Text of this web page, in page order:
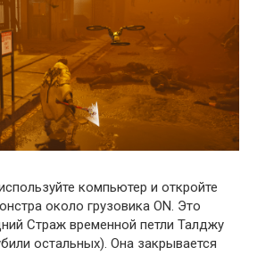
компьютер и откройте
около грузовика ON. Это
Страж временной петли Талджу
остальных). Она закрывается